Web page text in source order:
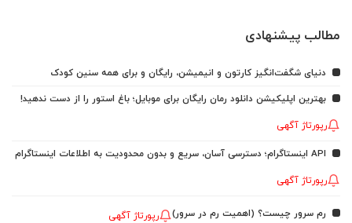
مطالب پیشنهادی
دنیای شگفت‌انگیز کارتون و انیمیشن، رایگان و برای همه سنین کودک
بهترین اپلیکیشن دانلود رمان رایگان برای موبایل؛ باغ استور را از دست ندهید!
رپورتاژ آگهی
API اینستاگرام؛ دسترسی آسان، سریع و بدون محدودیت به اطلاعات اینستاگرام
رپورتاژ آگهی
رم سرور چیست؟ (اهمیت رم در سرور) رپورتاژ آگهی